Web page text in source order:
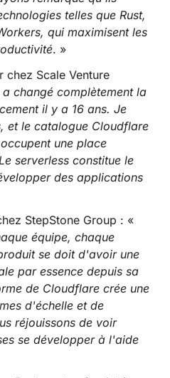
telles que Rust,
qui maximisent les
. »
chez Scale Venture
a changé complètement la
il y a 16 ans. Je
et le catalogue Cloudflare
une place
serverless constitue le
des applications
StepStone Group : «
équipe, chaque
se doit d'avoir une
par essence depuis sa
de Cloudflare crée une
d'échelle et de
réjouissons de voir
se développer à l'aide